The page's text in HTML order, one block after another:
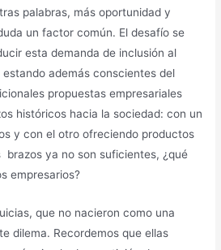
palabras, más oportunidad y
un factor común. El desafío se
esta demanda de inclusión al
además conscientes del
propuestas empresariales
históricos hacia la sociedad: con un
y con el otro ofreciendo productos
brazos ya no son suficientes, ¿qué
empresarios?
que no nacieron como una
dilema. Recordemos que ellas